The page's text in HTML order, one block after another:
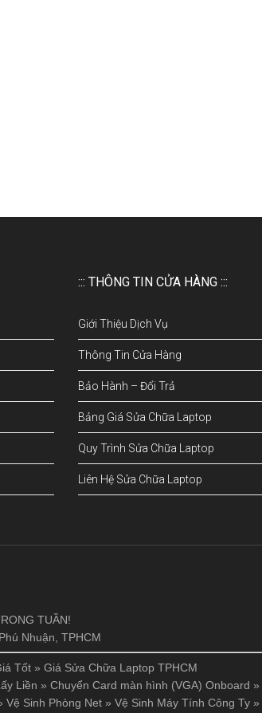
::: THÔNG TIN CỬA HÀNG :::
Giới Thiệu Dịch Vụ
Thông Tin Cửa Hàng
Bảo Hành – Đổi Trả
Bảng Giá Sửa Chữa Laptop
Quy Trình Sửa Chữa Laptop
Liên Hệ Sửa Chữa Laptop
TUẦN!
Nhuận, TPHCM
Tốt » Giá Sửa Chữa Laptop TPHCM
Liền » Chuyển Card màn hình (VGA) Onboard »
Vệ Sinh Phòng Net » Vệ Sinh Máy Tính Công Ty »